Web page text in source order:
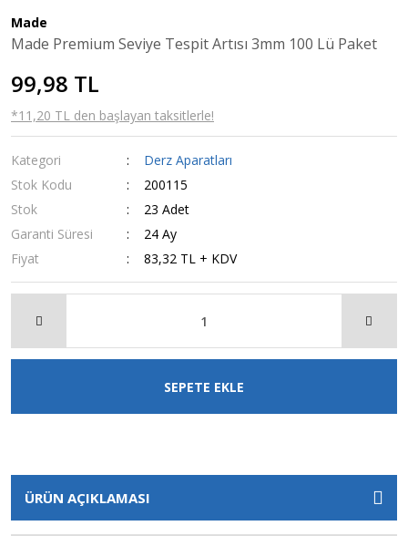
Made
Made Premium Seviye Tespit Artısı 3mm 100 Lü Paket
99,98 TL
*11,20 TL den başlayan taksitlerle!
Kategori
Derz Aparatları
Stok Kodu
200115
Stok
23 Adet
Garanti Süresi
24 Ay
Fiyat
83,32 TL + KDV
SEPETE EKLE
ÜRÜN AÇIKLAMASI